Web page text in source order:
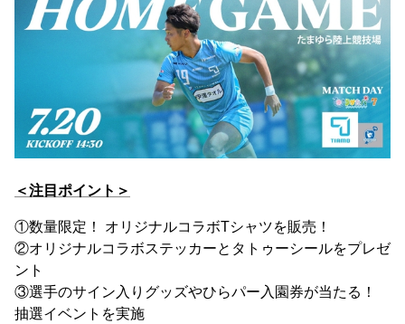
＜注目ポイント＞
①数量限定！ オリジナルコラボTシャツを販売！
②オリジナルコラボステッカーとタトゥーシールをプレゼ
ント
③選手のサイン入りグッズやひらパー入園券が当たる！
抽選イベントを実施